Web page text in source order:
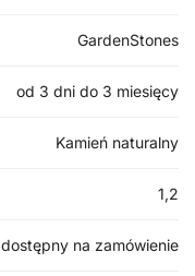
GardenStones
od 3 dni do 3 miesięcy
Kamień naturalny
1,2
dostępny na zamówienie